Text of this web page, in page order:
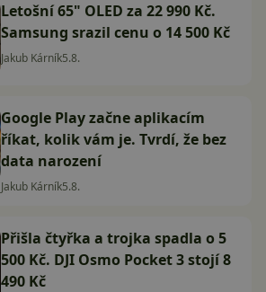
Letošní 65" OLED za 22 990 Kč.
Samsung srazil cenu o 14 500 Kč
Jakub Kárník5.8.
Google Play začne aplikacím
říkat, kolik vám je. Tvrdí, že bez
data narození
Jakub Kárník5.8.
Přišla čtyřka a trojka spadla o 5
500 Kč. DJI Osmo Pocket 3 stojí 8
490 Kč